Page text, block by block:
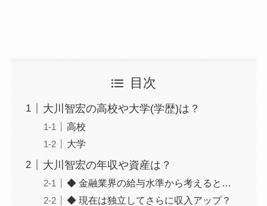
目次
大川智宏の高校や大学(学歴)は？
高校
大学
大川智宏の年収や資産は？
◆ 金融業界の給与水準から考えると…
◆ 現在は独立してさらに収入アップ？